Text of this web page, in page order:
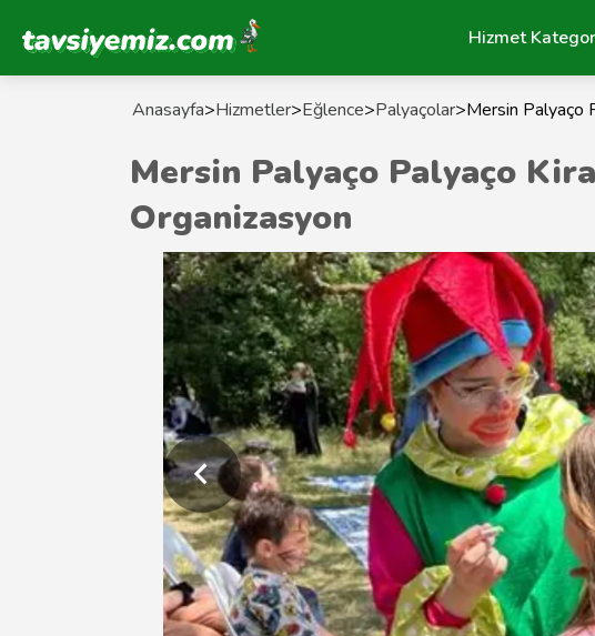
Tavsiyemiz Anasayfa Hizmet
Anasayfa>Hizmetler>Eğlence>Palyaçolar>Mersin Palyaço
Mersin Palyaço Palyaço
Organizasyon